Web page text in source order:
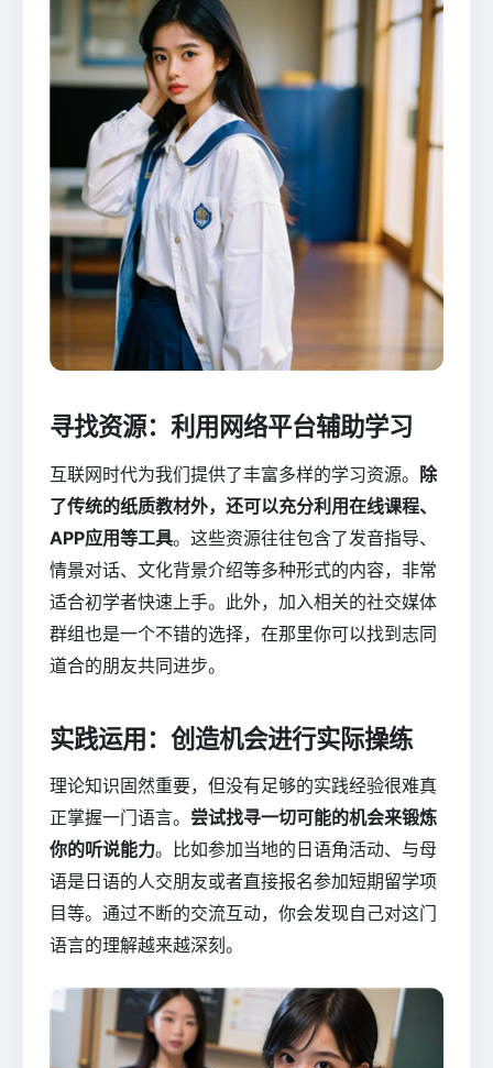
寻找资源：利用网络平台辅助学习
互联网时代为我们提供了丰富多样的学习资源。 除
了传统的纸质教材外，还可以充分利用在线课程、
APP应用等工具。这些资源往往包含了发音指导、
情景对话、文化背景介绍等多种形式的内容，非常
适合初学者快速上手。此外，加入相关的社交媒体
群组也是一个不错的选择，在那里你可以找到志同
道合的朋友共同进步。
实践运用：创造机会进行实际操练
理论知识固然重要，但没有足够的实践经验很难真
正掌握一门语言。 尝试找寻一切可能的机会来锻炼
你的听说能力。比如参加当地的日语角活动、与母
语是日语的人交朋友或者直接报名参加短期留学项
目等。通过不断的交流互动，你会发现自己对这门
语言的理解越来越深刻。